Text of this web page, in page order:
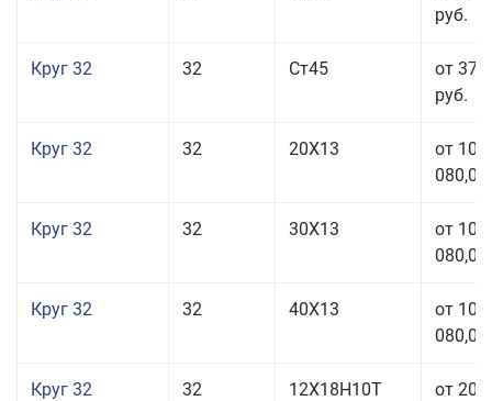
руб.
Круг 32 32 Ст45
от 37
руб.
Круг 32 32 20Х13
от 101
080,00
Круг 32 32 30Х13
от 101
080,00
Круг 32 32 40Х13
от 101
080,00
Круг 32 32 12Х18Н10Т
от 208